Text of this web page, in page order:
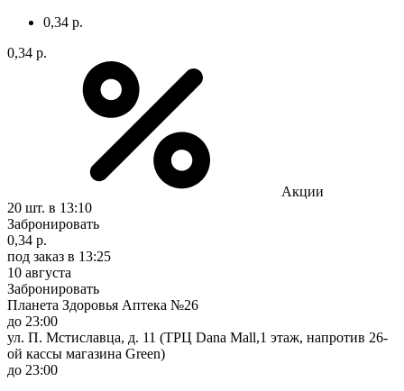
0,34 р.
0,34 р.
Акции
20 шт. в 13:10
Забронировать
0,34 р.
под заказ в 13:25
10 августа
Забронировать
Планета Здоровья Аптека №26
до 23:00
ул. П. Мстиславца, д. 11 (ТРЦ Dana Mall,1 этаж, напротив 26-
ой кассы магазина Green)
до 23:00